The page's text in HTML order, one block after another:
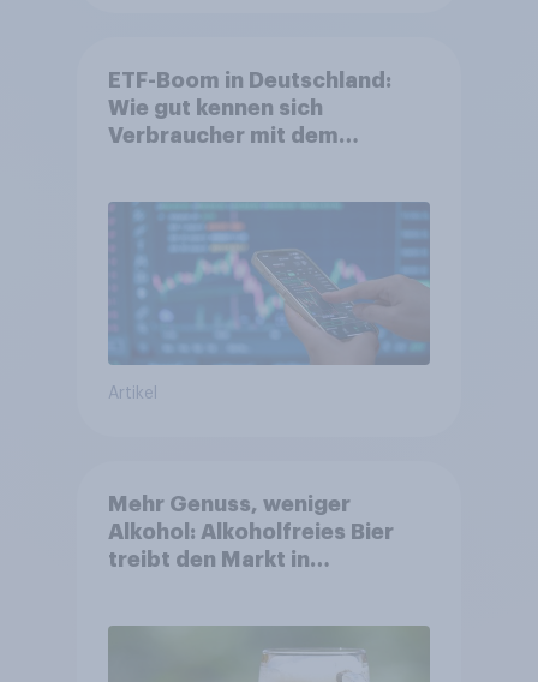
ETF-Boom in Deutschland:
Wie gut kennen sich
Verbraucher mit dem
Artikel
Mehr Genuss, weniger
Alkohol: Alkoholfreies Bier
treibt den Markt in